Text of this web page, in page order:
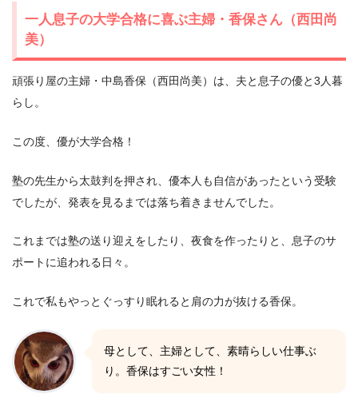
一人息子の大学合格に喜ぶ主婦・香保さん（西田尚
美）
頑張り屋の主婦・中島香保（西田尚美）は、夫と息子の優と3人暮
らし。
この度、優が大学合格！
塾の先生から太鼓判を押され、優本人も自信があったという受験
でしたが、発表を見るまでは落ち着きませんでした。
これまでは塾の送り迎えをしたり、夜食を作ったりと、息子のサ
ポートに追われる日々。
これで私もやっとぐっすり眠れると肩の力が抜ける香保。
母として、主婦として、素晴らしい仕事ぶ
り。香保はすごい女性！